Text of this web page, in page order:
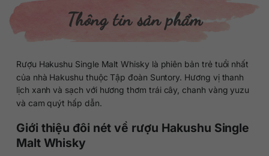
Thông tin sản phẩm
Rượu Hakushu Single Malt Whisky là phiên bản trẻ tuổi nhất
của nhà Hakushu thuộc Tập đoàn Suntory. Hương vị thanh
lịch xanh và sạch với hương thơm trái cây, chanh vàng yuzu
và cam quýt hấp dẫn.
Giới thiệu đôi nét về rượu Hakushu Single
Malt Whisky